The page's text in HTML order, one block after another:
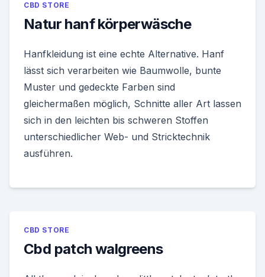
CBD STORE
Natur hanf körperwäsche
Hanfkleidung ist eine echte Alternative. Hanf
lässt sich verarbeiten wie Baumwolle, bunte
Muster und gedeckte Farben sind
gleichermaßen möglich, Schnitte aller Art lassen
sich in den leichten bis schweren Stoffen
unterschiedlicher Web- und Stricktechnik
ausführen.
CBD STORE
Cbd patch walgreens